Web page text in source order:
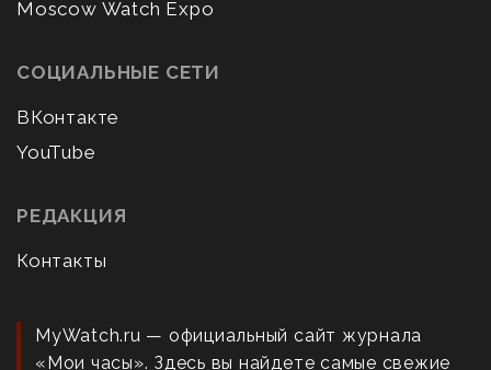
Moscow Watch Expo
СОЦИАЛЬНЫЕ СЕТИ
ВКонтакте
YouTube
РЕДАКЦИЯ
Контакты
MyWatch.ru — официальный сайт журнала
«Мои часы». Здесь вы найдете самые свежие